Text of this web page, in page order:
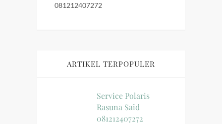
081212407272
ARTIKEL TERPOPULER
Service Polaris
Rasuna Said
081212407272